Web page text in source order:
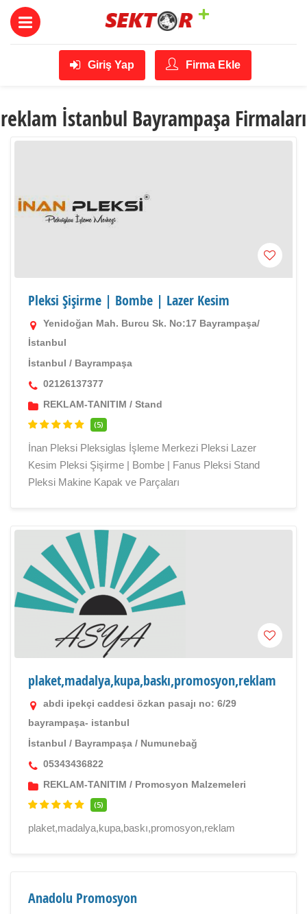
Giriş Yap Firma Ekle
reklam İstanbul Bayrampaşa Firmaları
Pleksi Şişirme | Bombe | Lazer Kesim
Yenidoğan Mah. Burcu Sk. No:17 Bayrampaşa/
İstanbul
İstanbul / Bayrampaşa
02126137377
REKLAM-TANITIM / Stand
(5)
İnan Pleksi Pleksiglas İşleme Merkezi Pleksi Lazer
Kesim Pleksi Şişirme | Bombe | Fanus Pleksi Stand
Pleksi Makine Kapak ve Parçaları
plaket,madalya,kupa,baskı,promosyon,reklam
abdi ipekçi caddesi özkan pasajı no: 6/29
bayrampaşa- istanbul
İstanbul / Bayrampaşa / Numunebağ
05343436822
REKLAM-TANITIM / Promosyon Malzemeleri
(5)
plaket,madalya,kupa,baskı,promosyon,reklam
Anadolu Promosyon